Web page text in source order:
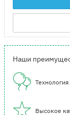
Наши
Высокое